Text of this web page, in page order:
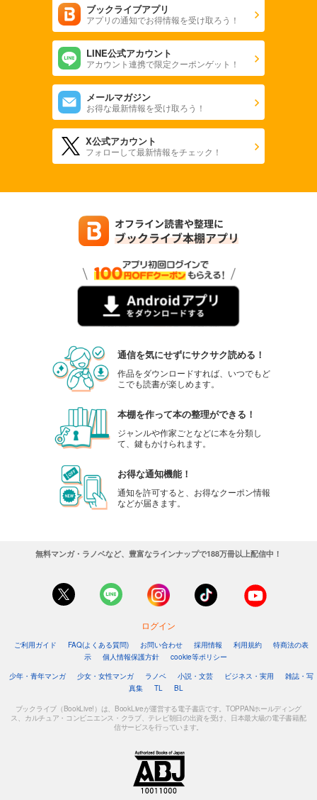
ブックライブアプリ
アプリの通知でお得情報を受け取ろう！
LINE公式アカウント
アカウント連携で限定クーポンゲット！
メールマガジン
お得な最新情報を受け取ろう！
X公式アカウント
フォローして最新情報をチェック！
通信を気にせずにサクサク読める！
作品をダウンロードすれば、いつでもど
こでも読書が楽しめます。
本棚を作って本の整理ができる！
ジャンルや作家ごとなどに本を分類し
て、鍵もかけられます。
お得な通知機能！
通知を許可すると、お得なクーポン情報
などが届きます。
無料マンガ・ラノベなど、豊富なラインナップで188万冊以上配信中！
ログイン
ご利用ガイド FAQ(よくある質問) お問い合わせ 採用情報 利用規約
特商法の表
示
個人情報保護方針
cookie等ポリシー
少年・青年マンガ
少女・女性マンガ ラノベ 小説・文芸 ビジネス・実用
雑誌・写
真集
TL BL
ブックライブ（BookLive!）は、BookLiveが運営する電子書店です。TOPPANホールディング
ス、カルチュア・コンビニエンス・クラブ、テレビ朝日の出資を受け、日本最大級の電子書籍配
信サービスを行っています。